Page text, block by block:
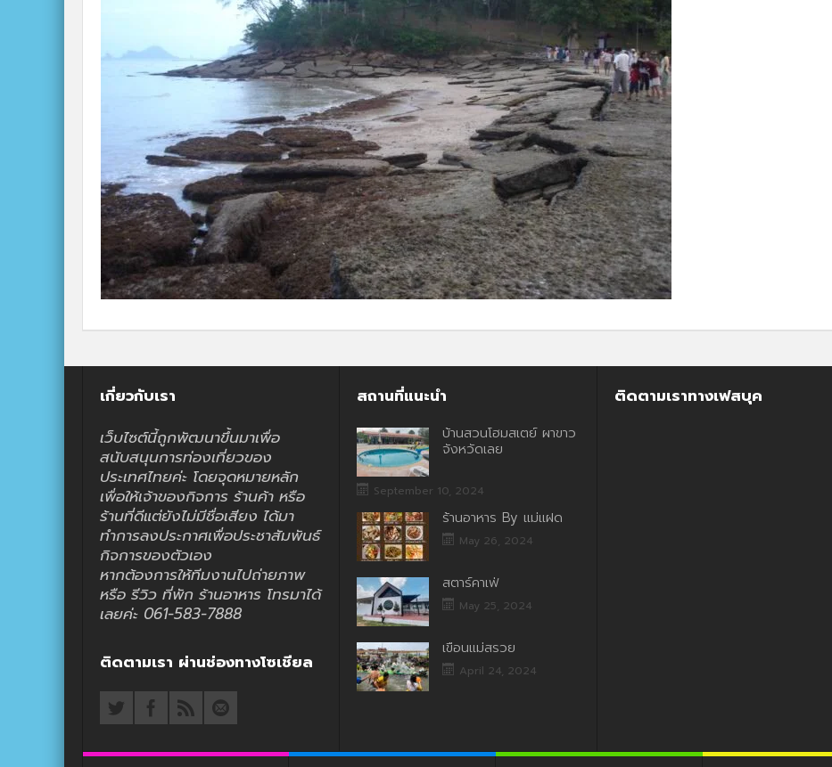
เกี่ยวกับเรา
เว็บไซต์นี้ถูกพัฒนาขึ้นมาเพื่อ
สนับสนุนการท่องเที่ยวของ
ประเทศไทยค่ะ โดยจุดหมายหลัก
เพื่อให้เจ้าของกิจการ ร้านค้า หรือ
ร้านที่ดีแต่ยังไม่มีชื่อเสียง ได้มา
ทำการลงประกาศเพื่อประชาสัมพันธ์
กิจการของตัวเอง
หากต้องการให้ทีมงานไปถ่ายภาพ
หรือ รีวิว ที่พัก ร้านอาหาร โทรมาได้
เลยค่ะ 061-583-7888
ติดตามเรา ผ่านช่องทางโซเชียล
สถานที่แนะนำ
บ้านสวนโฮมสเตย์ ผาขาว
จังหวัดเลย
September 10, 2024
ร้านอาหาร By แม่แฝด
May 26, 2024
สตาร์คาเฟ่
May 25, 2024
เขื่อนแม่สรวย
April 24, 2024
ติดตามเราทางเฟสบุค